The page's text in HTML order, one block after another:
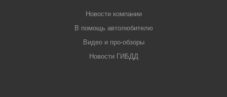
Новости компании
В помощь автолюбителю
Видео и про-обзоры
Новости ГИБДД